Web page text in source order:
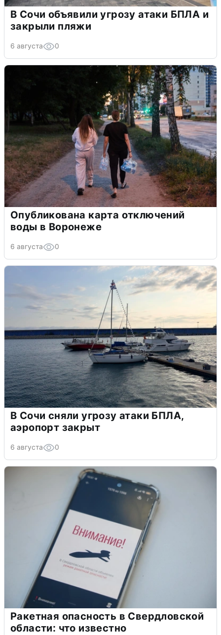
В Сочи объявили угрозу атаки БПЛА и
закрыли пляжи
6 августа 0
Опубликована карта отключений
воды в Воронеже
6 августа 0
В Сочи сняли угрозу атаки БПЛА,
аэропорт закрыт
6 августа 0
Ракетная опасность в Свердловской
области: что известно